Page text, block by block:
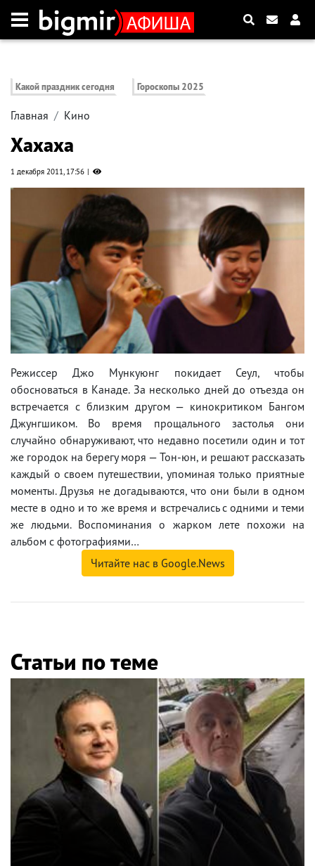
Какой праздник сегодня Гороскопы 2025
Главная Кино
Хахаха
1 декабря 2011, 17:56
Режиссер Джо Мункуюнг покидает Сеул, чтобы
обосноваться в Канаде. За несколько дней до отъезда он
встречается с близким другом — кинокритиком Бангом
Джунгшиком. Во время прощального застолья они
случайно обнаруживают, что недавно посетили один и тот
же городок на берегу моря — Тон-юн, и решают рассказать
каждый о своем путешествии, упоминая только приятные
моменты. Друзья не догадываются, что они были в одном
месте в одно и то же время и встречались с одними и теми
же людьми. Воспоминания о жарком лете похожи на
альбом с фотографиями…
Читайте нас в Google.News
Статьи по теме